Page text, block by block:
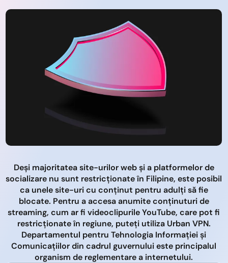
Deși majoritatea site-urilor web și a platformelor de
socializare nu sunt restricționate în Filipine, este posibil
ca unele site-uri cu conținut pentru adulți să fie
blocate. Pentru a accesa anumite conținuturi de
streaming, cum ar fi videoclipurile YouTube, care pot fi
restricționate în regiune, puteți utiliza Urban VPN.
Departamentul pentru Tehnologia Informației și
Comunicațiilor din cadrul guvernului este principalul
organism de reglementare a internetului.